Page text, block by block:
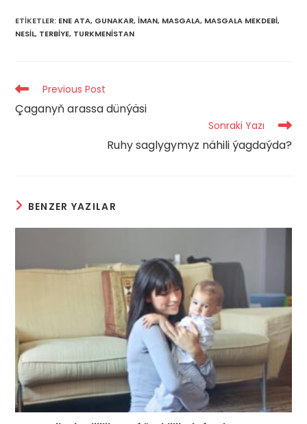
ETIKETLER: ENE ATA, GUNAKAR, IMAN, MASGALA, MASGALA MEKDEBI,
NESIL, TERBIYE, TURKMENISTAN
Read
articles
Previous Post
Çaganyň arassa dünýäsi
Sonraki Yazı
Ruhy saglygymyz nähili ýagdaýda?
BENZER YAZILAR